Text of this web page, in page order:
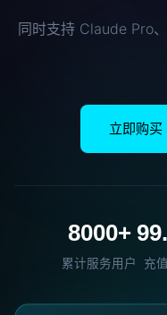
同时支持 Claude Pro
立即购
8000+
累计服务用户 充